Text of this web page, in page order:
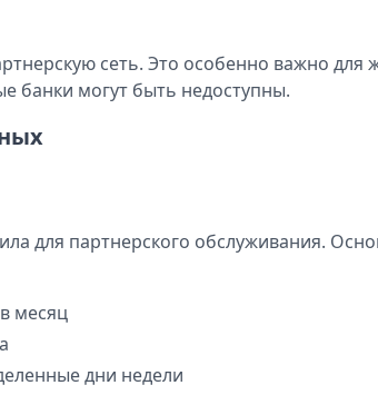
сеть. Это особенно важно для
банки могут быть недоступны.
для партнерского обслуживания.
месяц
дни недели